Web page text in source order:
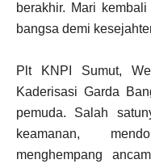
berakhir. Mari
bangsa demi
Plt KNPI Sumut,
Kaderisasi Garda
pemuda. Salah
keamanan,
menghempang